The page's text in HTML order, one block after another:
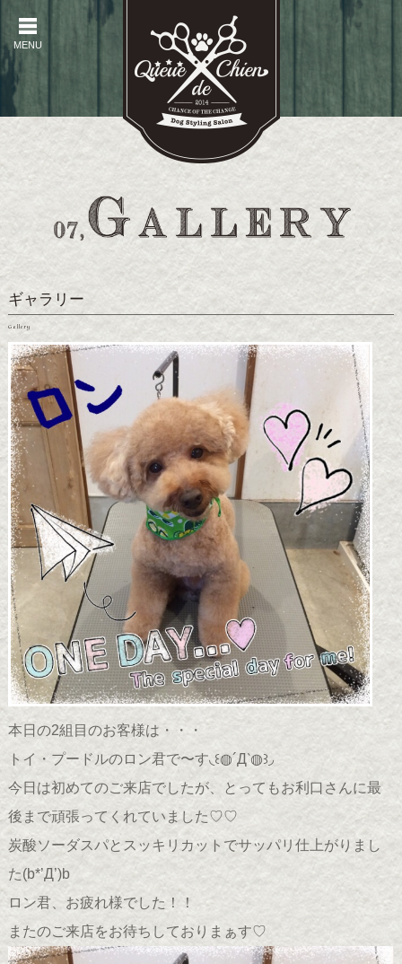
MENU
ギャラリー
Gallery
本日の2組目のお客様は・・・
トイ・プードルのロン君で〜す◟꒰◍´Д‵◍꒱◞
今日は初めてのご来店でしたが、とってもお利口さんに最
後まで頑張ってくれていました♡♡
炭酸ソーダスパとスッキリカットでサッパリ仕上がりまし
た(b*’Д’)b
ロン君、お疲れ様でした！！
またのご来店をお待ちしておりまぁす♡